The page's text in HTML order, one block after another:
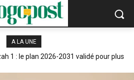
A LA UNE
1 : le plan 2026-2031 validé pour plus